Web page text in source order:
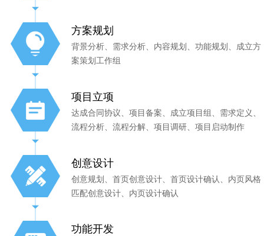
方案规划
背景分析、需求分析、内容规划、功能规划、成立方
案策划工作组
项目立项
达成合同协议、项目备案、成立项目组、需求定义、
流程分析、流程分解、项目调研、项目启动制作
创意设计
创意规划、首页创意设计、首页设计确认、内页风格
匹配创意设计、内页设计确认
功能开发